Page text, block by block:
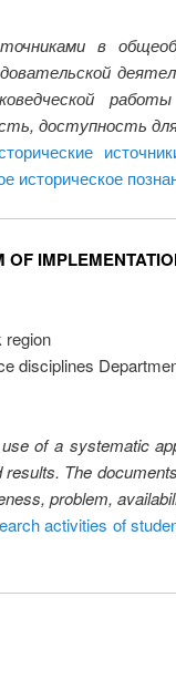
в
доступность
историческое
region
disciplines
of a systematic
The
problem,
activities of